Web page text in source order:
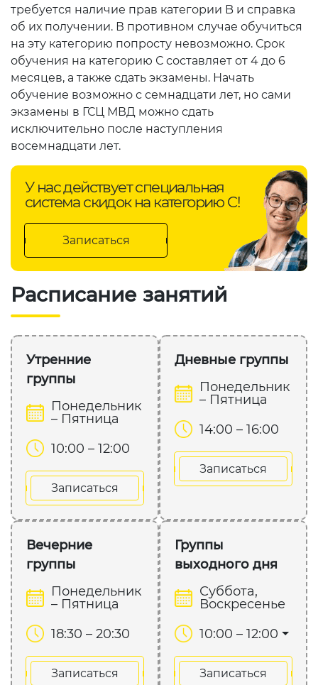
требуется наличие прав категории B и справка
об их получении. В противном случае обучиться
на эту категорию попросту невозможно. Срок
обучения на категорию С составляет от 4 до 6
месяцев, а также сдать экзамены. Начать
обучение возможно с семнадцати лет, но сами
экзамены в ГСЦ МВД можно сдать
исключительно после наступления
восемнадцати лет.
У нас действует специальная
система скидок на категорию C!
Записаться
Расписание занятий
Утренние
группы
Понедельник
– Пятница
10:00 – 12:00
Записаться
Дневные группы
Понедельник
– Пятница
14:00 – 16:00
Записаться
Вечерние
группы
Понедельник
– Пятница
18:30 – 20:30
Записаться
Группы
выходного дня
Суббота,
Воскресенье
10:00 – 12:00
Записаться